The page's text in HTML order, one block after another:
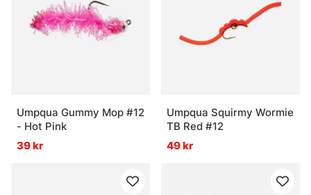
Umpqua Gummy Mop #12
- Hot Pink
39 kr
Umpqua Squirmy Wormie
TB Red #12
49 kr